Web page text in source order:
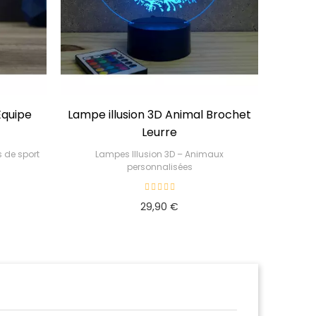
illusion 3D Animal Brochet
Lampes Illusion 3D – Animaux